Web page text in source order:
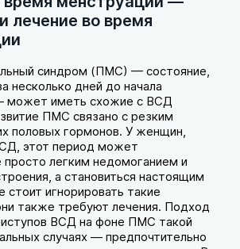
лечение во время
синдром (ПМС) — состояние,
несколько дней до начала
может иметь схожие с ВСД
ПМС связано с резким
половых гормонов. У женщин,
этот период может
просто легким недомоганием и
а становиться настоящим
игнорировать такие
также требуют лечения. Подход
ВСД на фоне ПМС такой
случаях — предпочтительно